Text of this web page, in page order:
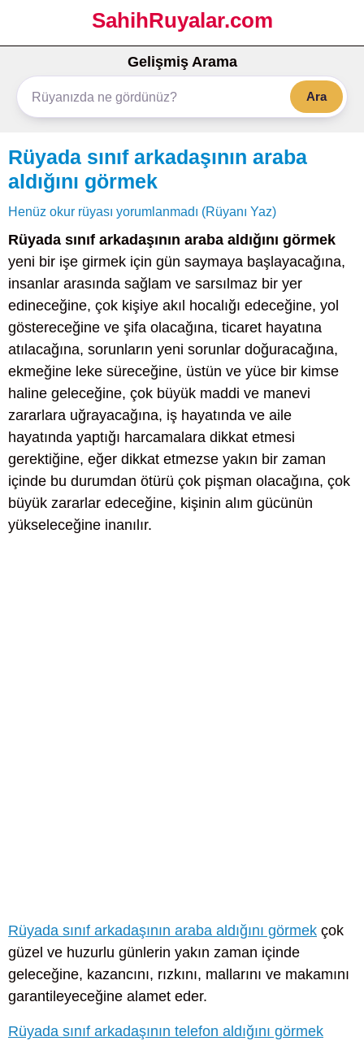
SahihRuyalar.com
Gelişmiş Arama
Ara
Rüyada sınıf arkadaşının araba
aldığını görmek
Henüz okur rüyası yorumlanmadı (Rüyanı Yaz)
Rüyada sınıf arkadaşının araba aldığını görmek
yeni bir işe girmek için gün saymaya başlayacağına,
insanlar arasında sağlam ve sarsılmaz bir yer
edineceğine, çok kişiye akıl hocalığı edeceğine, yol
göstereceğine ve şifa olacağına, ticaret hayatına
atılacağına, sorunların yeni sorunlar doğuracağına,
ekmeğine leke süreceğine, üstün ve yüce bir kimse
haline geleceğine, çok büyük maddi ve manevi
zararlara uğrayacağına, iş hayatında ve aile
hayatında yaptığı harcamalara dikkat etmesi
gerektiğine, eğer dikkat etmezse yakın bir zaman
içinde bu durumdan ötürü çok pişman olacağına, çok
büyük zararlar edeceğine, kişinin alım gücünün
yükseleceğine inanılır.
Rüyada sınıf arkadaşının araba aldığını görmek çok
güzel ve huzurlu günlerin yakın zaman içinde
geleceğine, kazancını, rızkını, mallarını ve makamını
garantileyeceğine alamet eder.
Rüyada sınıf arkadaşının telefon aldığını görmek